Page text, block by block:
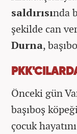
saldırısında
şekilde can
Durna,
Önceki gün
başıboş
çocuk